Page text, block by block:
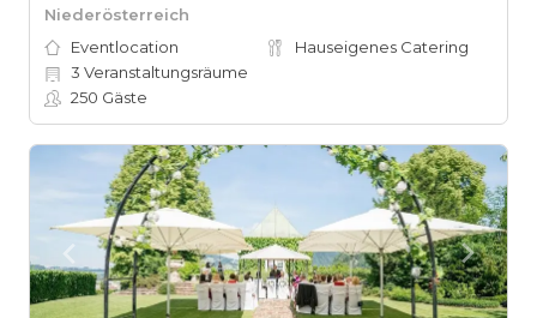
Niederösterreich
Eventlocation
Hauseigenes Catering
3 Veranstaltungsräume
250 Gäste